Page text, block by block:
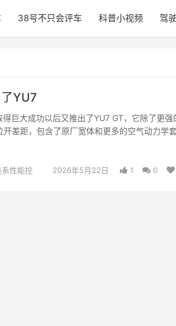
38号不只会评车 科普小视频 驾
YU7
得巨大成功以后又推出了YU7 GT，它除了更
开差距，包含了原厂宽体和更多的空气动力学
性能控 2026年5月22日 1 0